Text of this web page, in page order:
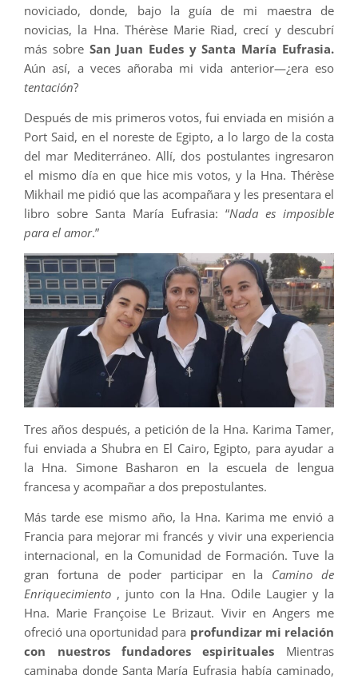
noviciado, donde, bajo la guía de mi maestra de
novicias, la Hna. Thérèse Marie Riad, crecí y descubrí
más sobre San Juan Eudes y Santa María Eufrasia.
Aún así, a veces añoraba mi vida anterior—¿era eso
tentación?
Después de mis primeros votos, fui enviada en misión a
Port Said, en el noreste de Egipto, a lo largo de la costa
del mar Mediterráneo. Allí, dos postulantes ingresaron
el mismo día en que hice mis votos, y la Hna. Thérèse
Mikhail me pidió que las acompañara y les presentara el
libro sobre Santa María Eufrasia: “Nada es imposible
para el amor.”
Tres años después, a petición de la Hna. Karima Tamer,
fui enviada a Shubra en El Cairo, Egipto, para ayudar a
la Hna. Simone Basharon en la escuela de lengua
francesa y acompañar a dos prepostulantes.
Más tarde ese mismo año, la Hna. Karima me envió a
Francia para mejorar mi francés y vivir una experiencia
internacional, en la Comunidad de Formación. Tuve la
gran fortuna de poder participar en la Camino de
Enriquecimiento , junto con la Hna. Odile Laugier y la
Hna. Marie Françoise Le Brizaut. Vivir en Angers me
ofreció una oportunidad para profundizar mi relación
con nuestros fundadores espirituales Mientras
caminaba donde Santa María Eufrasia había caminado,